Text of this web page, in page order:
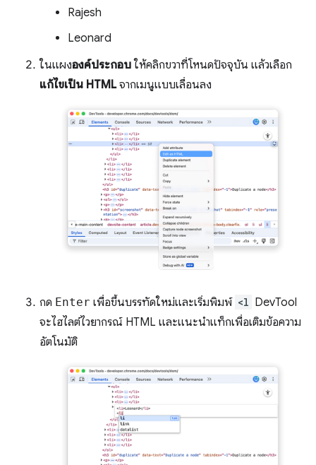
Rajesh
Leonard
ในแผงองค์ประกอบให้คลิกขวาที่โหนดปัจจุบัน แล้วเลือก
แก้ไขเป็น HTMLจากเมนูแบบเลื่อนลง
กด Enter เพื่อขึ้นบรรทัดใหม่และเริ่มพิมพ์ <l DevTool
จะไฮไลต์ไวยากรณ์ HTML และแนะนำแท็กเพื่อเติมข้อความ
อัตโนมัติ